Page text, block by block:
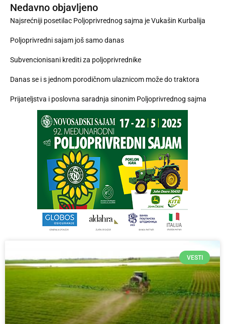
Nedavno objavljeno
Najsrećniji posetilac Poljoprivrednog sajma je Vukašin Kurbalija
Poljoprivredni sajam još samo danas
Subvencionisani krediti za poljoprivrednike
Danas se i s jednom porodičnom ulaznicom može do traktora
Prijateljstva i poslovna saradnja sinonim Poljoprivrednog sajma
VESTI